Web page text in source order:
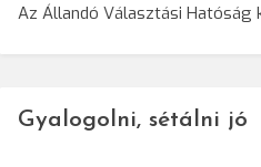
Az Állandó Választási
Gyalogolni, sétálni jó